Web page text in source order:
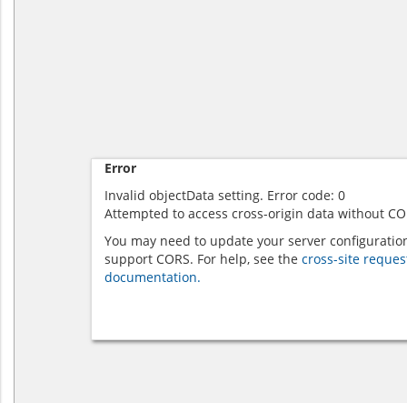
Error
Invalid objectData setting. Error code: 0
Attempted to access cross-origin data without
You may need to update your server
support CORS. For help, see the cross-site
documentation.